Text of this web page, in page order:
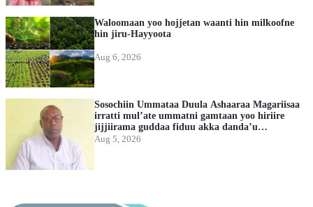
Waloomaan yoo hojjetan waanti hin milkoofne
hin jiru-Hayyoota
Aug 6, 2026
Sosochiin Ummataa Duula Ashaaraa Magariisaa
irratti mul’ate ummatni gamtaan yoo hiriire
jijjiirama guddaa fiduu akka danda’u
mirkaneessee jira
Aug 5, 2026